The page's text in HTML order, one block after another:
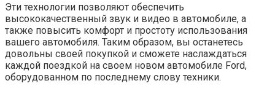
Эти технологии позволяют обеспечить
высококачественный звук и видео в автомобиле, а
также повысить комфорт и простоту использования
вашего автомобиля. Таким образом, вы останетесь
довольны своей покупкой и сможете наслаждаться
каждой поездкой на своем новом автомобиле Ford,
оборудованном по последнему слову техники.